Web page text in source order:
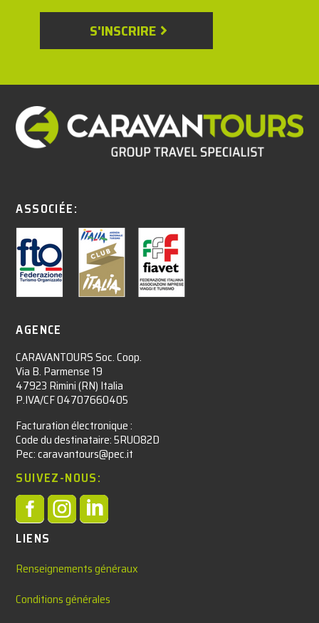
S'INSCRIRE
ASSOCIÉE:
AGENCE
CARAVANTOURS Soc. Coop.
Via B. Parmense 19
47923 Rimini (RN) Italia
P.IVA/CF 04707660405
Facturation électronique :​
Code du destinataire: 5RUO82D
Pec: caravantours@pec.it
SUIVEZ-NOUS:

LIENS
Renseignements généraux
Conditions générales